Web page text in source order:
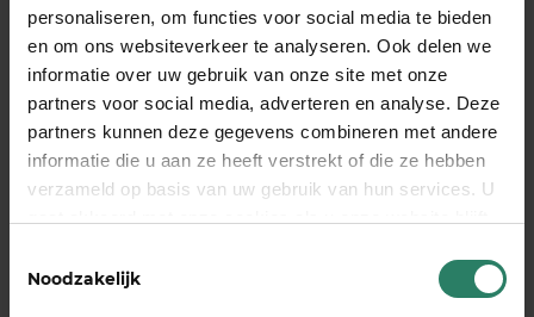
personaliseren, om functies voor social media te bieden
en om ons websiteverkeer te analyseren. Ook delen we
informatie over uw gebruik van onze site met onze
partners voor social media, adverteren en analyse. Deze
partners kunnen deze gegevens combineren met andere
informatie die u aan ze heeft verstrekt of die ze hebben
verzameld op basis van uw gebruik van hun services. U
Noodzakelijk
ondernemerschap. Die willen bouwen, bijdragen,
en hun eigen boontjes doppen. Het zou zonde zijn
als we ze buitensluiten omdat we niet weten hoe
we met de wet om moeten gaan.
Een AOV is een van de manieren waarop
zelfstandigen laten zien dat ze het
ondernemerschap serieus nemen. En dat helpt
jou als opdrachtgever om precies hetzelfde te
doen: neem het opdrachtgeverschap serieus en